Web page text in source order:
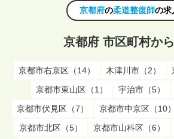
京都府の柔道整復師の求
京都府 市区町村か
京都市右京区（14） 木津川市（2）
京都市東山区（1）
宇治市（5）
京都市伏見区（7）
京都市中京区（10）
京都市北区（5）
京都市山科区（6）